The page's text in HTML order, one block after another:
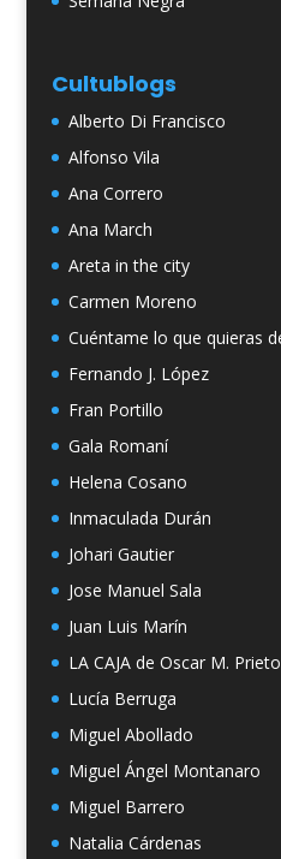
Cultublogs
Alberto Di Francisco
Alfonso Vila
Ana Correro
Ana March
Areta in the city
Carmen Moreno
Cuéntame lo que quieras
Fernando J. López
Fran Portillo
Gala Romaní
Helena Cosano
Inmaculada Durán
Johari Gautier
Jose Manuel Sala
Juan Luis Marín
LA CAJA de Oscar M. Prieto
Lucía Berruga
Miguel Abollado
Miguel Ángel Montanaro
Miguel Barrero
Natalia Cárdenas